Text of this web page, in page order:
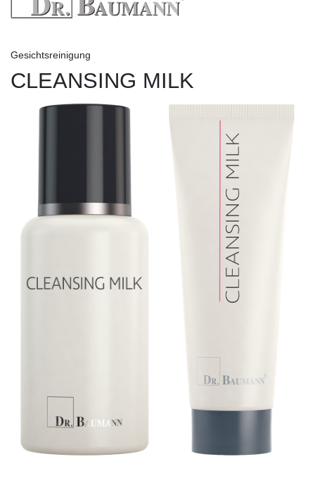
Gesichtsreinigung
CLEANSING MILK